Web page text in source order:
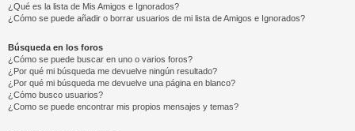
¿Qué es la lista de Mis Amigos e Ignorados?
¿Cómo se puede añadir o borrar usuarios de mi lista de Amigos e Ignorados?
Búsqueda en los foros
¿Cómo se puede buscar en uno o varios foros?
¿Por qué mi búsqueda me devuelve ningún resultado?
¿Por qué mi búsqueda me devuelve una página en blanco?
¿Cómo busco usuarios?
¿Como se puede encontrar mis propios mensajes y temas?